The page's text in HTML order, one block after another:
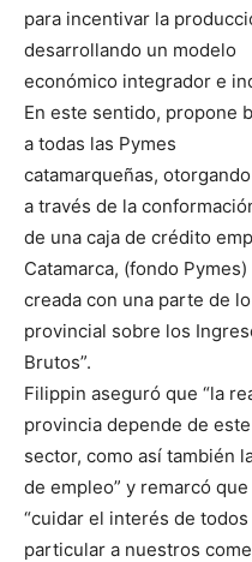
para incentivar la
desarrollando un modelo
económico integrador e
En este sentido, propone
a todas las Pymes
catamarqueñas,
a través de la
de una caja de crédito
Catamarca, (fondo Pymes)
creada con una parte de
provincial sobre los
Brutos”.
Filippin aseguró que “la
provincia depende de este
sector, como así también
de empleo” y remarcó que
“cuidar el interés de
particular a nuestros